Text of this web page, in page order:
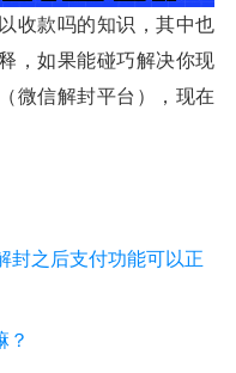
收款吗的知识，其中也
，如果能碰巧解决你现
微信解封平台），现在
封之后支付功能可以正
？